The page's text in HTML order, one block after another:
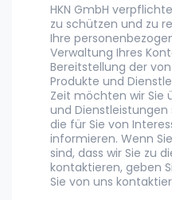
HKN GmbH
zu schützen und zu
Ihre
Verwaltung Ihres
Bereitstellung der
Produkte und
Zeit möchten wir Sie
und Dienstleistungen
die für Sie von
informieren. Wenn
sind, dass wir Sie zu
kontaktieren, geben
Sie von uns